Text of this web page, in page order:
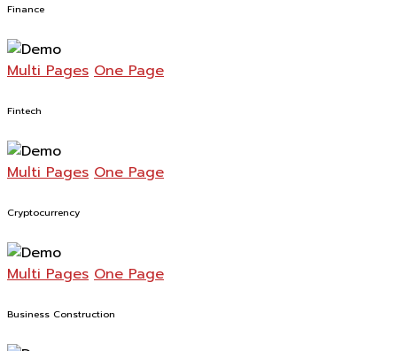
Finance
Multi Pages One Page
Fintech
Multi Pages One Page
Cryptocurrency
Multi Pages One Page
Business Construction